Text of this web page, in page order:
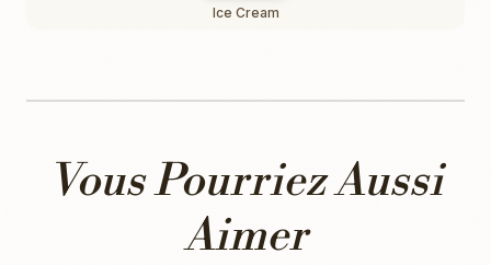
Ice Cream
Vous Pourriez Aussi
Aimer